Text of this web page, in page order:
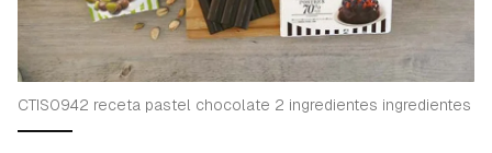
CTIS0942 receta pastel chocolate 2 ingredientes ingredientes